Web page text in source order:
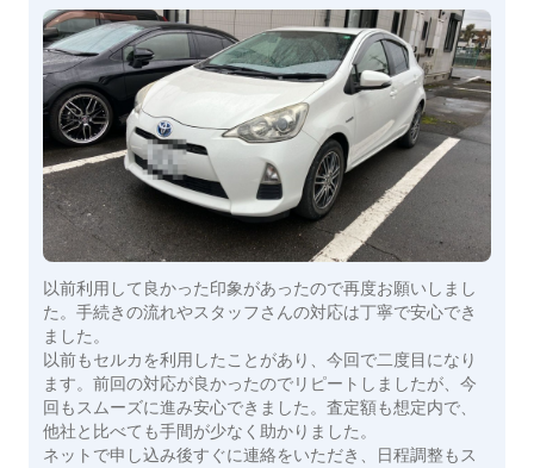
以前利用して良かった印象があったので再度お願いしまし
た。手続きの流れやスタッフさんの対応は丁寧で安心でき
ました。
以前もセルカを利用したことがあり、今回で二度目になり
ます。前回の対応が良かったのでリピートしましたが、今
回もスムーズに進み安心できました。査定額も想定内で、
他社と比べても手間が少なく助かりました。
ネットで申し込み後すぐに連絡をいただき、日程調整もス